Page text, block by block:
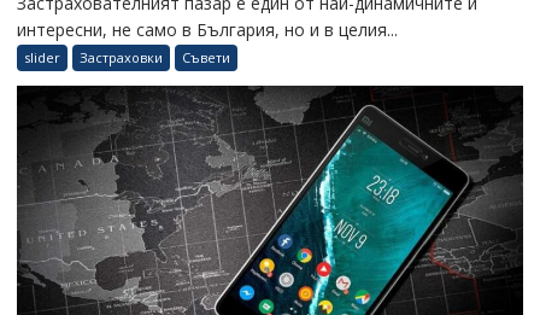
интересни, не само в България, но и в целия...
slider Застраховки Съвети